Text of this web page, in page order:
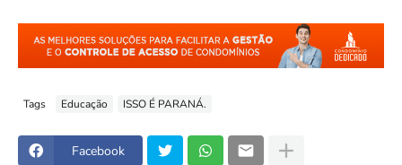
Tags Educação ISSO É PARANÁ.
Facebook